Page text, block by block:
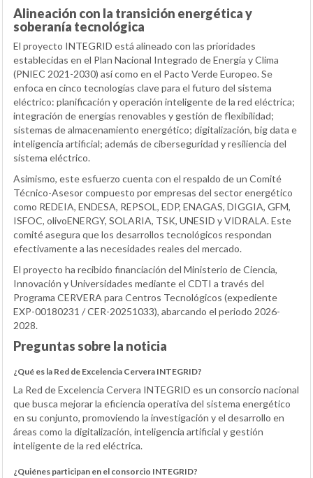
Alineación con la transición energética y
soberanía tecnológica
El proyecto INTEGRID está alineado con las prioridades
establecidas en el Plan Nacional Integrado de Energía y Clima
(PNIEC 2021-2030) así como en el Pacto Verde Europeo. Se
enfoca en cinco tecnologías clave para el futuro del sistema
eléctrico: planificación y operación inteligente de la red eléctrica;
integración de energías renovables y gestión de flexibilidad;
sistemas de almacenamiento energético; digitalización, big data e
inteligencia artificial; además de ciberseguridad y resiliencia del
sistema eléctrico.
Asimismo, este esfuerzo cuenta con el respaldo de un Comité
Técnico-Asesor compuesto por empresas del sector energético
como REDEIA, ENDESA, REPSOL, EDP, ENAGAS, DIGGIA, GFM,
ISFOC, olivoENERGY, SOLARIA, TSK, UNESID y VIDRALA. Este
comité asegura que los desarrollos tecnológicos respondan
efectivamente a las necesidades reales del mercado.
El proyecto ha recibido financiación del Ministerio de Ciencia,
Innovación y Universidades mediante el CDTI a través del
Programa CERVERA para Centros Tecnológicos (expediente
EXP-00180231 / CER-20251033), abarcando el periodo 2026-
2028.
Preguntas sobre la noticia
¿Qué es la Red de Excelencia Cervera INTEGRID?
La Red de Excelencia Cervera INTEGRID es un consorcio nacional
que busca mejorar la eficiencia operativa del sistema energético
en su conjunto, promoviendo la investigación y el desarrollo en
áreas como la digitalización, inteligencia artificial y gestión
inteligente de la red eléctrica.
¿Quiénes participan en el consorcio INTEGRID?